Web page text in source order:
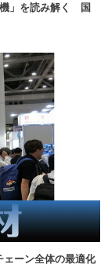
機」を読み解く 国
ェーン全体の最適化